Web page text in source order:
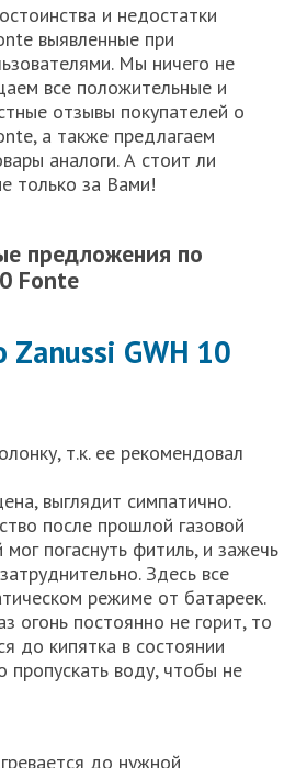
и недостатки
выявленные при
Мы ничего не
все положительные и
отзывы покупателей о
а также предлагаем
аналоги. А стоит ли
только за Вами!
предложения по
Fonte
GWH 10
т.к. ее рекомендовал
выглядит симпатично.
после прошлой газовой
мог погаснуть фитиль, и зажечь
Здесь все
режиме от батареек.
огонь постоянно не горит, то
до кипятка в состоянии
пропускать воду, чтобы не
до нужной